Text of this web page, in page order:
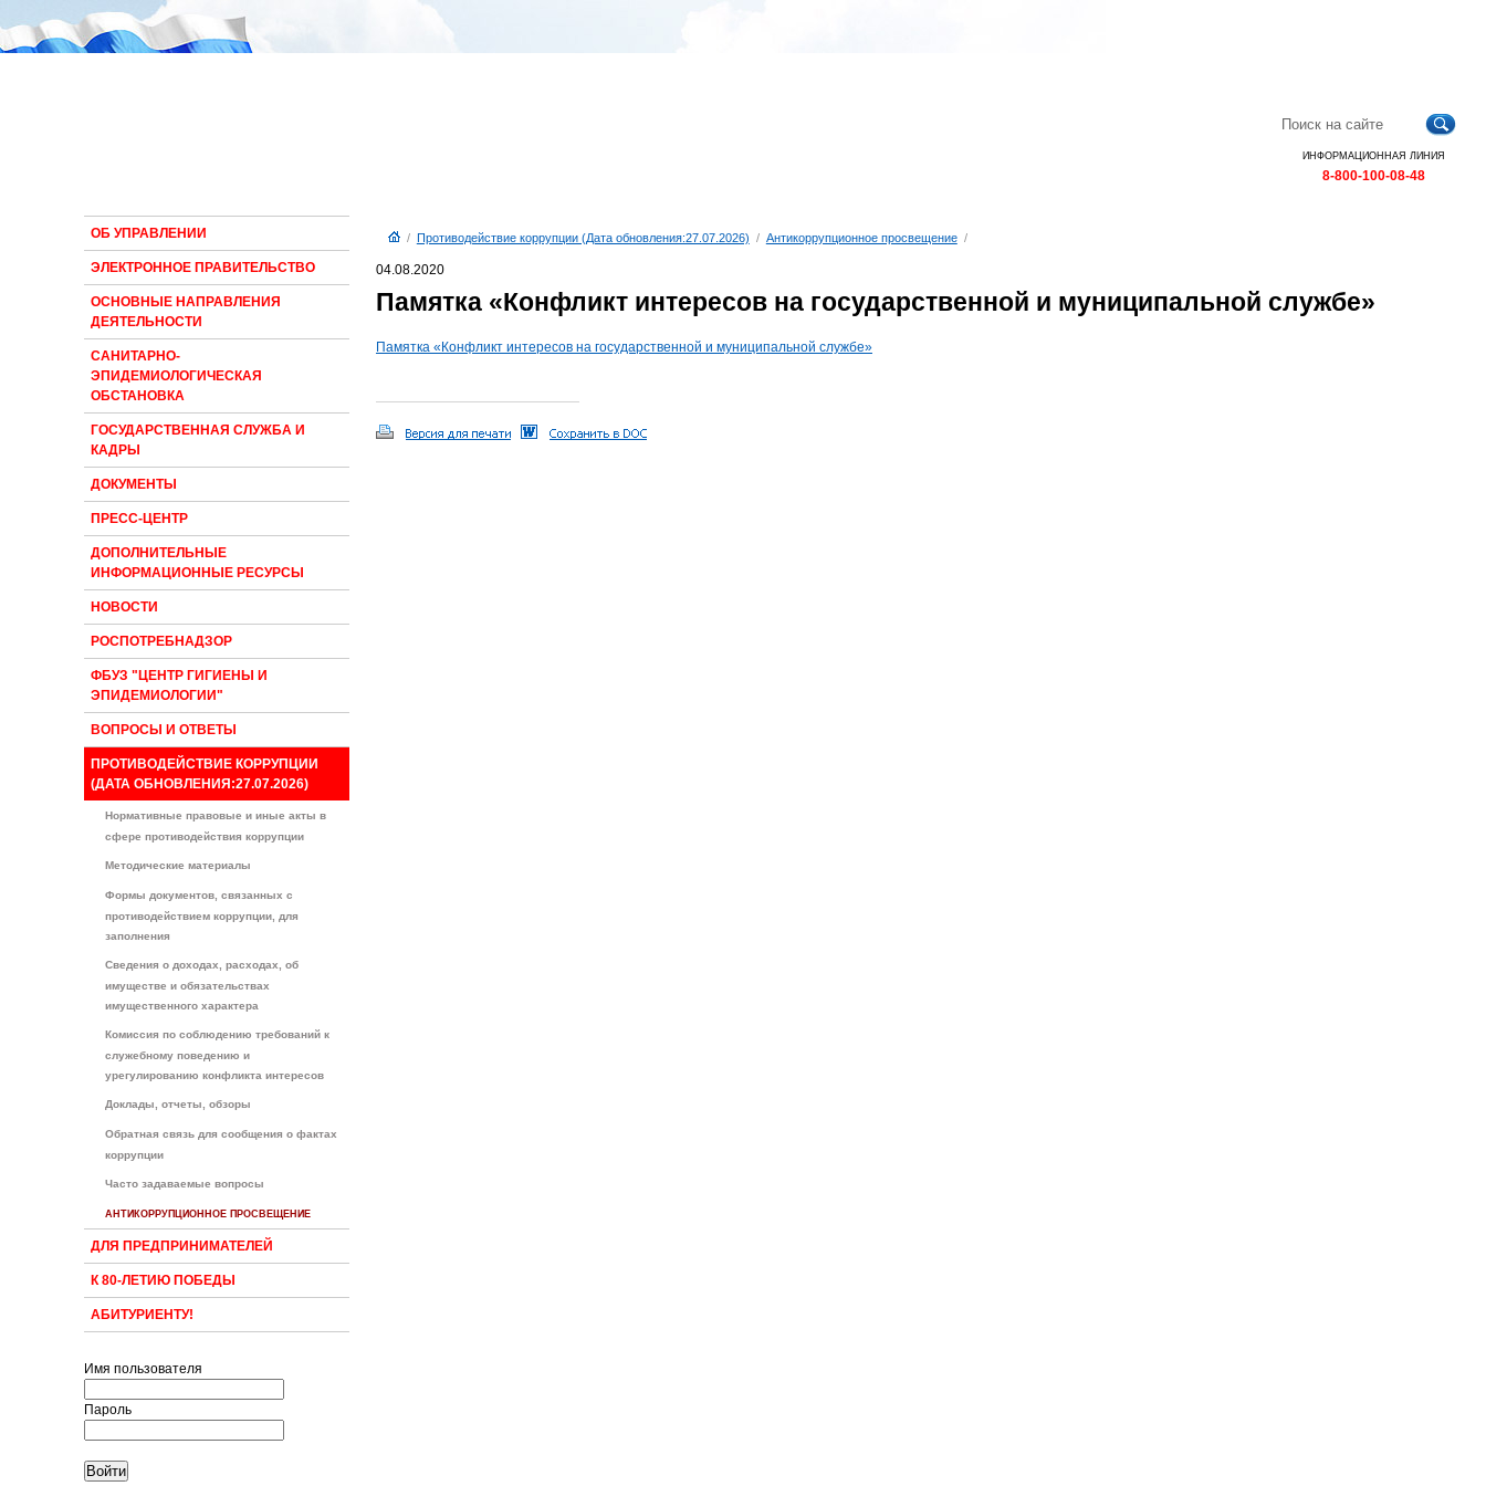
сайта
RSS
ИНФОРМАЦИОННАЯ ЛИНИЯ
8-800-100-08-48
ОБ УПРАВЛЕНИИ
ЭЛЕКТРОННОЕ ПРАВИТЕЛЬСТВО
ОСНОВНЫЕ НАПРАВЛЕНИЯ
ДЕЯТЕЛЬНОСТИ
САНИТАРНО-
ЭПИДЕМИОЛОГИЧЕСКАЯ
ОБСТАНОВКА
ГОСУДАРСТВЕННАЯ СЛУЖБА И
КАДРЫ
ДОКУМЕНТЫ
ПРЕСС-ЦЕНТР
ДОПОЛНИТЕЛЬНЫЕ
ИНФОРМАЦИОННЫЕ РЕСУРСЫ
НОВОСТИ
РОСПОТРЕБНАДЗОР
ФБУЗ "ЦЕНТР ГИГИЕНЫ И
ЭПИДЕМИОЛОГИИ"
ВОПРОСЫ И ОТВЕТЫ
ПРОТИВОДЕЙСТВИЕ КОРРУПЦИИ
(ДАТА ОБНОВЛЕНИЯ:27.07.2026)
Нормативные правовые и иные акты в
сфере противодействия коррупции
Методические материалы
Формы документов, связанных с
противодействием коррупции, для
заполнения
Сведения о доходах, расходах, об
имуществе и обязательствах
имущественного характера
Комиссия по соблюдению требований к
служебному поведению и
урегулированию конфликта интересов
Доклады, отчеты, обзоры
Обратная связь для сообщения о фактах
коррупции
Часто задаваемые вопросы
АНТИКОРРУПЦИОННОЕ ПРОСВЕЩЕНИЕ
ДЛЯ ПРЕДПРИНИМАТЕЛЕЙ
К 80-ЛЕТИЮ ПОБЕДЫ
АБИТУРИЕНТУ!
Имя пользователя
Пароль
/ Противодействие коррупции (Дата обновления:27.07.2026) / Антикоррупционное просвещение/
04.08.2020
Памятка «Конфликт интересов на государственной и муниципальной службе»
Памятка «Конфликт интересов на государственной и муниципальной службе»